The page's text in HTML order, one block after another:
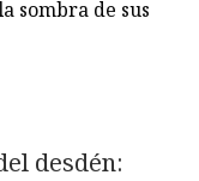
sombra de sus
desdén: